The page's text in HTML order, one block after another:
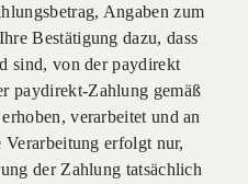
Angaben zum
Bestätigung dazu, dass
sind, von der paydirekt
paydirekt-Zahlung gemäß
verarbeitet und an
erfolgt nur,
der Zahlung tatsächlich